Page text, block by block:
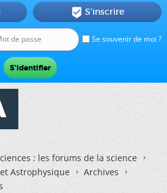
Se souvenir de moi ?
 S'inscrire
: les forums de la science
Astrophysique
Archives